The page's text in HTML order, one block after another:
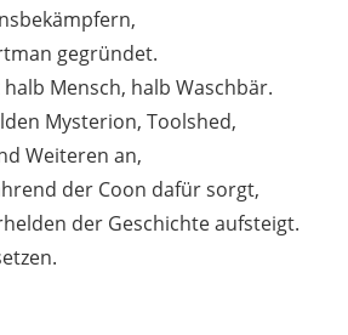
gegründet.
Mensch, halb Waschbär.
Mysterion, Toolshed,
Weiteren an,
der Coon dafür sorgt,
der Geschichte aufsteigt.